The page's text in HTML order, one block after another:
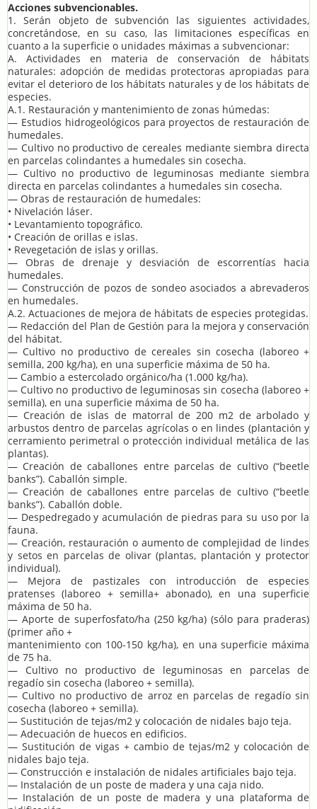
Acciones subvencionables.
1. Serán objeto de subvención las siguientes actividades,
concretándose, en su caso, las limitaciones específicas en
cuanto a la superficie o unidades máximas a subvencionar:
A. Actividades en materia de conservación de hábitats
naturales: adopción de medidas protectoras apropiadas para
evitar el deterioro de los hábitats naturales y de los hábitats de
especies.
A.1. Restauración y mantenimiento de zonas húmedas:
— Estudios hidrogeológicos para proyectos de restauración de
humedales.
— Cultivo no productivo de cereales mediante siembra directa
en parcelas colindantes a humedales sin cosecha.
— Cultivo no productivo de leguminosas mediante siembra
directa en parcelas colindantes a humedales sin cosecha.
— Obras de restauración de humedales:
• Nivelación láser.
• Levantamiento topográfico.
• Creación de orillas e islas.
• Revegetación de islas y orillas.
— Obras de drenaje y desviación de escorrentías hacia
humedales.
— Construcción de pozos de sondeo asociados a abrevaderos
en humedales.
A.2. Actuaciones de mejora de hábitats de especies protegidas.
— Redacción del Plan de Gestión para la mejora y conservación
del hábitat.
— Cultivo no productivo de cereales sin cosecha (laboreo +
semilla, 200 kg/ha), en una superficie máxima de 50 ha.
— Cambio a estercolado orgánico/ha (1.000 kg/ha).
— Cultivo no productivo de leguminosas sin cosecha (laboreo +
semilla), en una superficie máxima de 50 ha.
— Creación de islas de matorral de 200 m2 de arbolado y
arbustos dentro de parcelas agrícolas o en lindes (plantación y
cerramiento perimetral o protección individual metálica de las
plantas).
— Creación de caballones entre parcelas de cultivo (“beetle
banks”). Caballón simple.
— Creación de caballones entre parcelas de cultivo (“beetle
banks”). Caballón doble.
— Despedregado y acumulación de piedras para su uso por la
fauna.
— Creación, restauración o aumento de complejidad de lindes
y setos en parcelas de olivar (plantas, plantación y protector
individual).
— Mejora de pastizales con introducción de especies
pratenses (laboreo + semilla+ abonado), en una superficie
máxima de 50 ha.
— Aporte de superfosfato/ha (250 kg/ha) (sólo para praderas)
(primer año +
mantenimiento con 100-150 kg/ha), en una superficie máxima
de 75 ha.
— Cultivo no productivo de leguminosas en parcelas de
regadío sin cosecha (laboreo + semilla).
— Cultivo no productivo de arroz en parcelas de regadío sin
cosecha (laboreo + semilla).
— Sustitución de tejas/m2 y colocación de nidales bajo teja.
— Adecuación de huecos en edificios.
— Sustitución de vigas + cambio de tejas/m2 y colocación de
nidales bajo teja.
— Construcción e instalación de nidales artificiales bajo teja.
— Instalación de un poste de madera y una caja nido.
— Instalación de un poste de madera y una plataforma de